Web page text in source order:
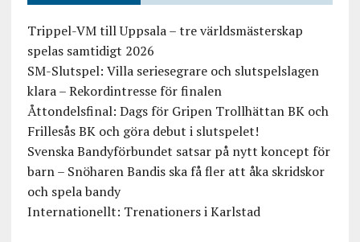
Trippel-VM till Uppsala – tre världsmästerskap
spelas samtidigt 2026
SM-Slutspel: Villa seriesegrare och slutspelslagen
klara – Rekordintresse för finalen
Åttondelsfinal: Dags för Gripen Trollhättan BK och
Frillesås BK och göra debut i slutspelet!
Svenska Bandyförbundet satsar på nytt koncept för
barn – Snöharen Bandis ska få fler att åka skridskor
och spela bandy
Internationellt: Trenationers i Karlstad